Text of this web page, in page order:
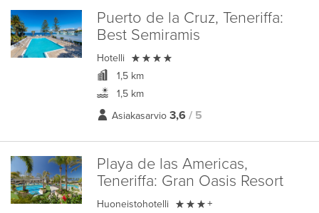
Puerto de la Cruz, Teneriffa:
Best Semiramis
Hotelli 
1,5 km
1,5 km
Asiakasarvio 3,6 / 5
Playa de las Americas,
Teneriffa: Gran Oasis Resort
Huoneistohotelli  +